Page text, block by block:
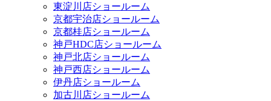
東淀川店ショールーム
京都宇治店ショールーム
京都桂店ショールーム
神戸HDC店ショールーム
神戸北店ショールーム
神戸西店ショールーム
伊丹店ショールーム
加古川店ショールーム